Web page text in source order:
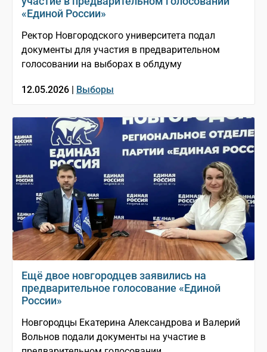
«Единой России»
Ректор Новгородского университета подал
документы для участия в предварительном
голосовании на выборах в облдуму
12.05.2026 | Выборы
Ещё двое новгородцев заявились на
предварительное голосование «Единой
России»
Новгородцы Екатерина Александрова и Валерий
Вольнов подали документы на участие в